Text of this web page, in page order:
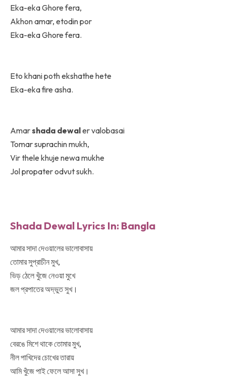
Eka-eka Ghore fera,
Akhon amar, etodin por
Eka-eka Ghore fera.
Eto khani poth ekshathe hete
Eka-eka fire asha.
Amarshada dewaler valobasai
Tomar suprachin mukh,
Vir thele khuje newa mukhe
Jol propater odvut sukh.
Shada Dewal Lyrics In: Bangla
আমার সাদা দেওয়ালের ভালোবাসায়
তোমার সুপ্রাচীন মুখ,
ভিড় ঠেলে খুঁজে নেওয়া মুখে
জল প্রপাতের অদ্ভুত সুখ।
আমার সাদা দেওয়ালের ভালোবাসায়
বেরঙে মিশে থাকে তোমার মুখ,
নীল পাখিদের চোখের তারায়
আমি খুঁজে পাই ফেলে আসা সুখ।